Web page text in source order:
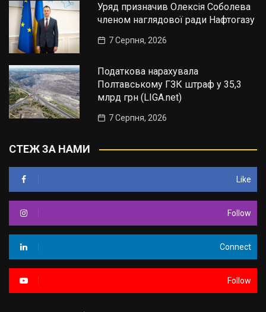
Уряд призначив Олексія Соболева
членом наглядової ради Нафтогазу
7 Серпня, 2026
Податкова нарахувала
Полтавському ГЗК штраф у 35,3
млрд грн (LIGA.net)
7 Серпня, 2026
СТЕЖ ЗА НАМИ
Like
Follow
Connect
Follow